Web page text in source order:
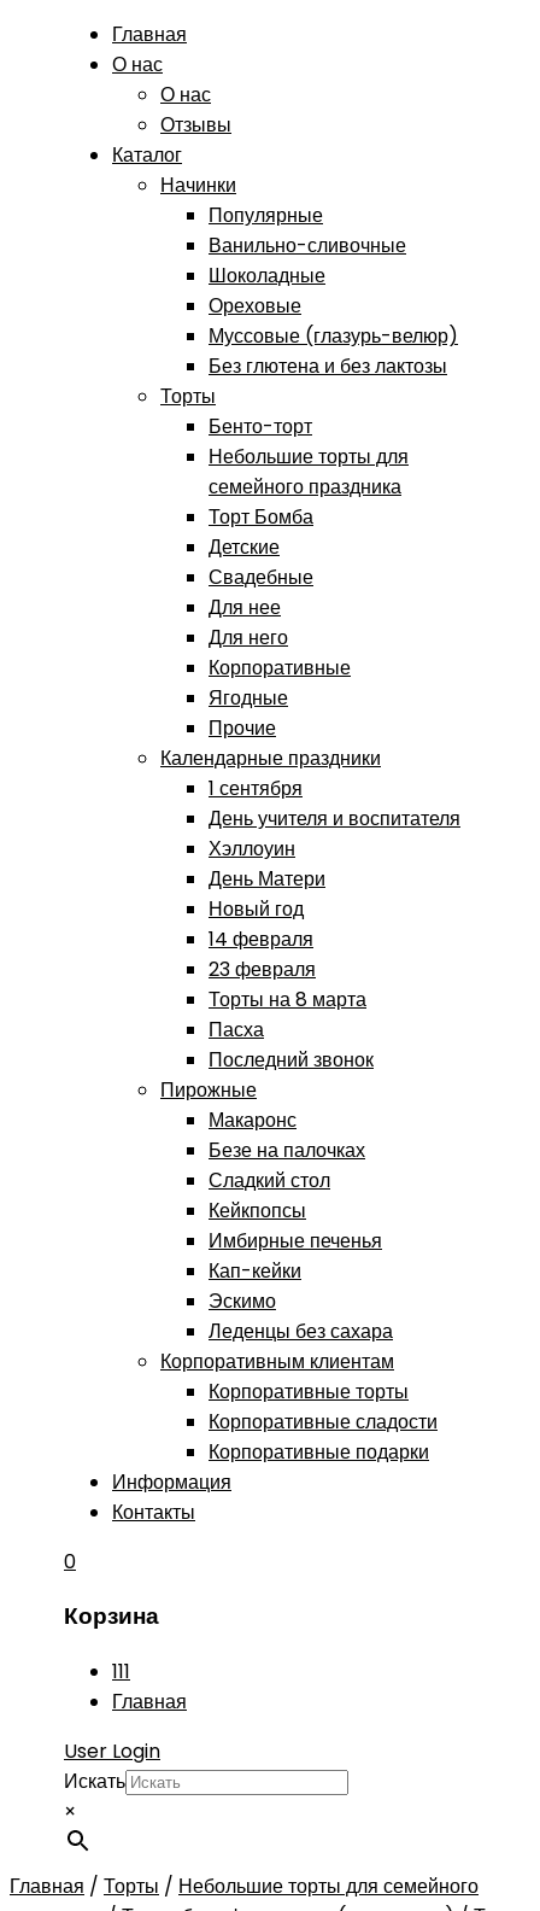
Главная
О нас
О нас
Отзывы
Каталог
Начинки
Популярные
Ванильно-сливочные
Шоколадные
Ореховые
Муссовые (глазурь-велюр)
Без глютена и без лактозы
Торты
Бенто-торт
Небольшие торты для
семейного праздника
Торт Бомба
Детские
Свадебные
Для нее
Для него
Корпоративные
Ягодные
Прочие
Календарные праздники
1 сентября
День учителя и воспитателя
Хэллоуин
День Матери
Новый год
14 февраля
23 февраля
Торты на 8 марта
Пасха
Последний звонок
Пирожные
Макаронс
Безе на палочках
Сладкий стол
Кейкпопсы
Имбирные печенья
Кап-кейки
Эскимо
Леденцы без сахара
Корпоративным клиентам
Корпоративные торты
Корпоративные сладости
Корпоративные подарки
Информация
Контакты
0
Корзина
111
Главная
User Login
Искать
×
Главная / Торты / Небольшие торты для семейного